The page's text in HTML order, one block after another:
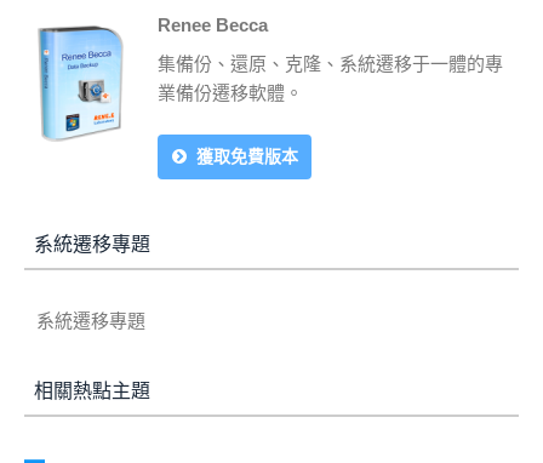
Renee Becca
集備份、還原、克隆、系統遷移于一體的專
業備份遷移軟體。
獲取免費版本
系統遷移專題
系統遷移專題
相關熱點主題